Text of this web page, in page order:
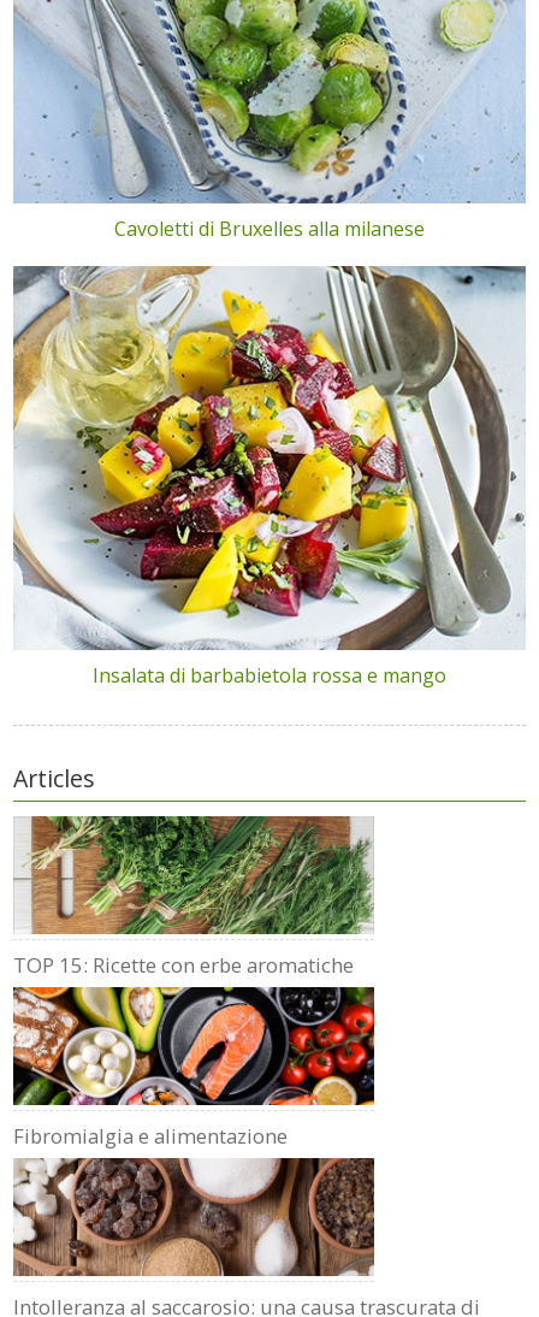
Cavoletti di Bruxelles alla milanese
Insalata di barbabietola rossa e mango
Articles
TOP 15: Ricette con erbe aromatiche
Fibromialgia e alimentazione
Intolleranza al saccarosio: una causa trascurata di